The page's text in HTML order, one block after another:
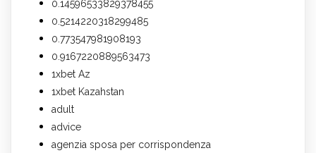
0.14596533829378455
0.5214220318299485
0.773547981908193
0.9167220889563473
1xbet Az
1xbet Kazahstan
adult
advice
agenzia sposa per corrispondenza